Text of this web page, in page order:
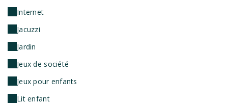
Internet
Jacuzzi
Jardin
Jeux de société
Jeux pour enfants
Lit enfant